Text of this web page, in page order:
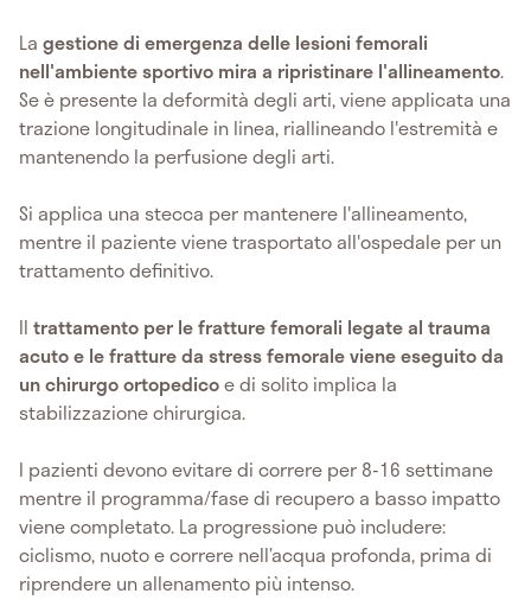
La gestione di emergenza delle lesioni femorali
nell'ambiente sportivo mira a ripristinare l'allineamento.
Se è presente la deformità degli arti, viene applicata una
trazione longitudinale in linea, riallineando l'estremità e
mantenendo la perfusione degli arti.
Si applica una stecca per mantenere l'allineamento,
mentre il paziente viene trasportato all'ospedale per un
trattamento definitivo.
Il trattamento per le fratture femorali legate al trauma
acuto e le fratture da stress femorale viene eseguito da
un chirurgo ortopedicoe di solito implica la
stabilizzazione chirurgica.
I pazienti devono evitare di correre per 8-16 settimane
mentre il programma/fase di recupero a basso impatto
viene completato. La progressione può includere:
ciclismo, nuoto e correre nell’acqua profonda, prima di
riprendere un allenamento più intenso.